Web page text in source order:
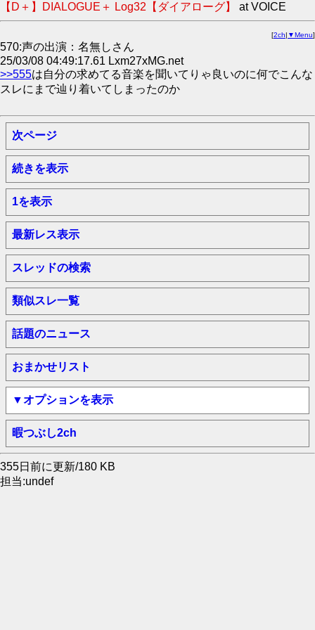
【D＋】DIALOGUE＋ Log32【ダイアローグ】 at VOICE
[2ch| ▼Menu]
570:声の出演：名無しさん
25/03/08 04:49:17.61 Lxm27xMG.net
>>555は自分の求めてる音楽を聞いてりゃ良いのに何でこんな
スレにまで辿り着いてしまったのか
次ページ
続きを表示
1を表示
最新レス表示
スレッドの検索
類似スレ一覧
話題のニュース
おまかせリスト
▼オプションを表示
暇つぶし2ch
355日前に更新/180 KB
担当:undef